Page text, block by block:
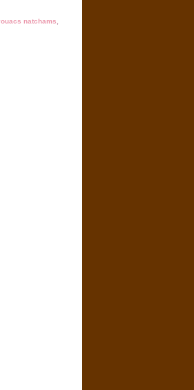
natchams